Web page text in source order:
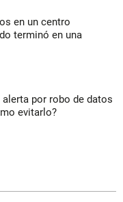
en un centro
terminó en una
alerta por robo de datos
evitarlo?